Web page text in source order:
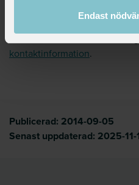
Endast
verksamhetsstöd och HR
kontaktinformation.
Publicerad: 2014-09-05
Senast uppdaterad: 2025-11-